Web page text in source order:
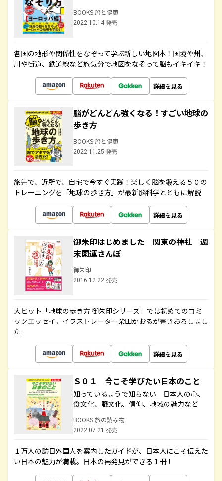
BOOKS 旅と健康
2022.10.14 発売
各国の地形や関係性をなぞって学ぶ新しい地図本！国境や州、
川や街道、鉄道線など旅気分で地図をなぞって脳もイキイキ！
詳細を見る
脳がどんどん強くなる！すごい地球の
歩き方
BOOKS 旅と健康
2022.11.25 発売
旅先で、近所で、自宅で今すぐ実践！楽しく脳を鍛える５０の
トレーニングを「地球の歩き方」が最新脳科学とともに解説
詳細を見る
御朱印はじめました 関東の神社 週
末開運さんぽ
御朱印
2016.12.22 発売
大ヒット「地球の歩き方 御朱印シリーズ」では初めてのコミ
ックエッセイ。イラストレーター柴田かおるが書きおろしまし
た
詳細を見る
Ｓ０１ 今こそ学びたい日本のこと
知っているようで知らない 日本人の心、
食文化、職文化、信仰、地域の魅力など
BOOKS 旅の読み物
2022.07.21 発売
１万人の訪日外国人を案内したガイドが、日本人にこそ伝えた
い日本の魅力が満載。日本の再発見ができる１冊！